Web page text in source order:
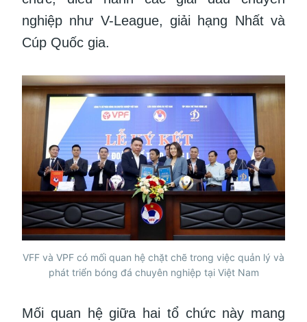
nghiệp như V-League, giải hạng Nhất và
Cúp Quốc gia.
VFF và VPF có mối quan hệ chặt chẽ trong việc quản lý và
phát triển bóng đá chuyên nghiệp tại Việt Nam
Mối quan hệ giữa hai tổ chức này mang